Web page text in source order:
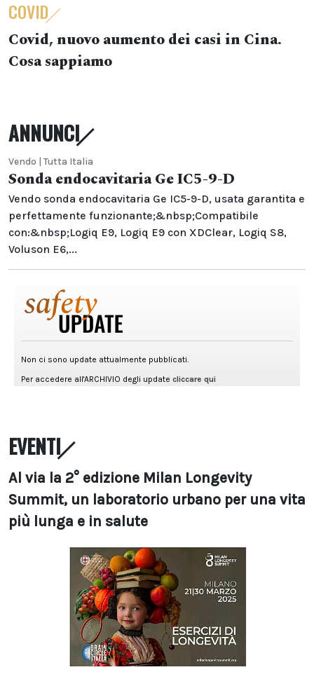
COVID
Covid, nuovo aumento dei casi in Cina.
Cosa sappiamo
ANNUNCI
Vendo | Tutta Italia
Sonda endocavitaria Ge IC5-9-D
Vendo sonda endocavitaria Ge IC5-9-D, usata garantita e
perfettamente funzionante;&nbsp;Compatibile
con:&nbsp;Logiq E9, Logiq E9 con XDClear, Logiq S8,
Voluson E6,...
EVENTI
Al via la 2° edizione Milan Longevity
Summit, un laboratorio urbano per una vita
più lunga e in salute